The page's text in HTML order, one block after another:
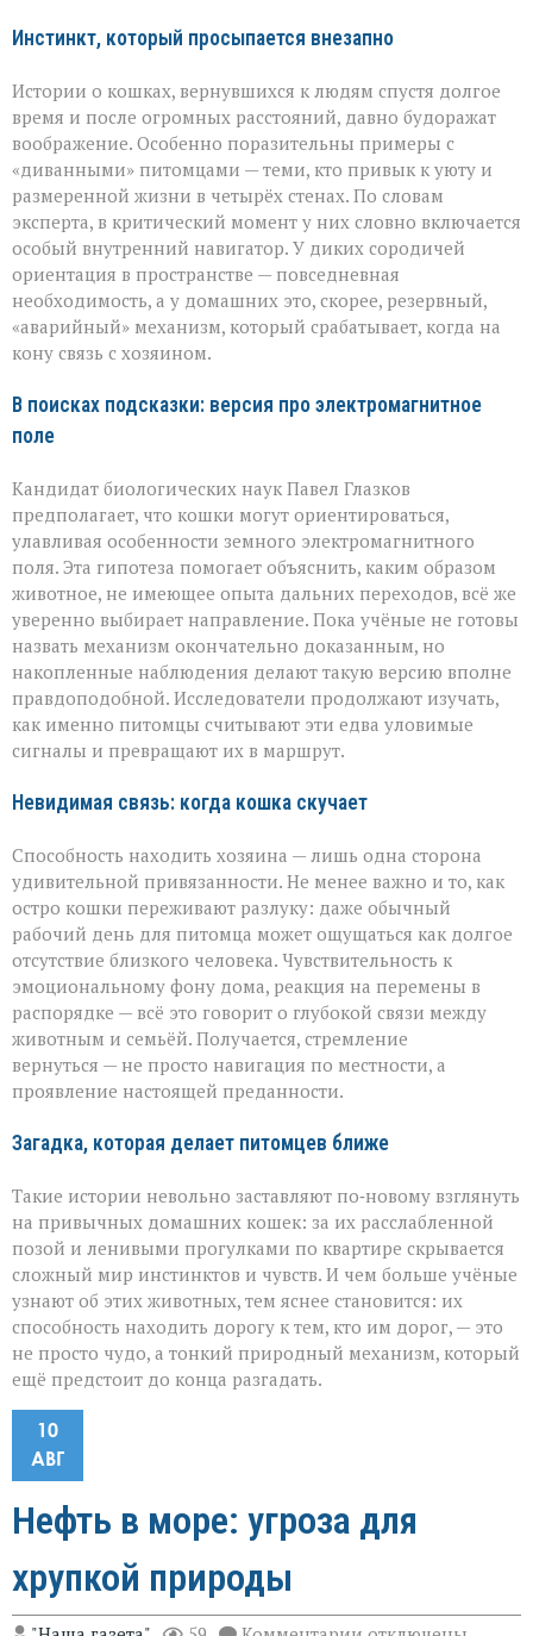
Инстинкт, который просыпается внезапно
Истории о кошках, вернувшихся к людям спустя долгое
время и после огромных расстояний, давно будоражат
воображение. Особенно поразительны примеры с
«диванными» питомцами — теми, кто привык к уюту и
размеренной жизни в четырёх стенах. По словам
эксперта, в критический момент у них словно включается
особый внутренний навигатор. У диких сородичей
ориентация в пространстве — повседневная
необходимость, а у домашних это, скорее, резервный,
«аварийный» механизм, который срабатывает, когда на
кону связь с хозяином.
В поисках подсказки: версия про электромагнитное
поле
Кандидат биологических наук Павел Глазков
предполагает, что кошки могут ориентироваться,
улавливая особенности земного электромагнитного
поля. Эта гипотеза помогает объяснить, каким образом
животное, не имеющее опыта дальних переходов, всё же
уверенно выбирает направление. Пока учёные не готовы
назвать механизм окончательно доказанным, но
накопленные наблюдения делают такую версию вполне
правдоподобной. Исследователи продолжают изучать,
как именно питомцы считывают эти едва уловимые
сигналы и превращают их в маршрут.
Невидимая связь: когда кошка скучает
Способность находить хозяина — лишь одна сторона
удивительной привязанности. Не менее важно и то, как
остро кошки переживают разлуку: даже обычный
рабочий день для питомца может ощущаться как долгое
отсутствие близкого человека. Чувствительность к
эмоциональному фону дома, реакция на перемены в
распорядке — всё это говорит о глубокой связи между
животным и семьёй. Получается, стремление
вернуться — не просто навигация по местности, а
проявление настоящей преданности.
Загадка, которая делает питомцев ближе
Такие истории невольно заставляют по‑новому взглянуть
на привычных домашних кошек: за их расслабленной
позой и ленивыми прогулками по квартире скрывается
сложный мир инстинктов и чувств. И чем больше учёные
узнают об этих животных, тем яснее становится: их
способность находить дорогу к тем, кто им дорог, — это
не просто чудо, а тонкий природный механизм, который
ещё предстоит до конца разгадать.
10
АВГ
Нефть в море: угроза для
хрупкой природы